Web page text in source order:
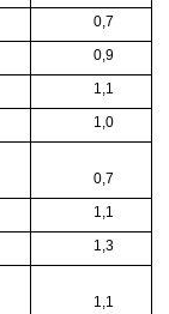
0,7
0,9
1,1
1,0
0,7
1,1
1,3
1,1